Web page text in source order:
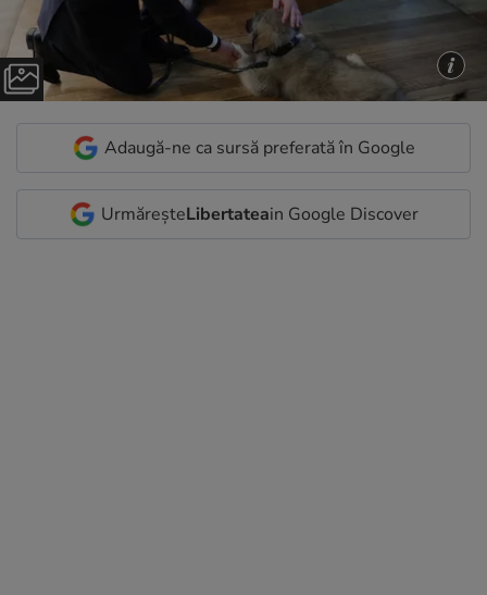
Adaugă-ne ca sursă preferată în Google
UrmăreșteLibertateain Google Discover